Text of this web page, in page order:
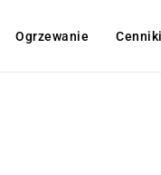
Ogrzewanie Cenniki